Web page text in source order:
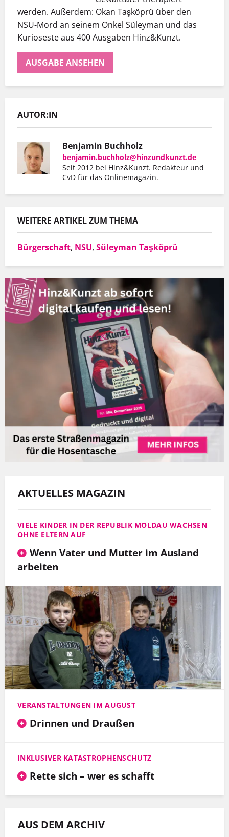
werden. Außerdem: Okan Taşköprü über den
NSU-Mord an seinem Onkel Süleyman und das
Kurioseste aus 400 Ausgaben Hinz&Kunzt.
AUSGABE ANSEHEN
AUTOR:IN
Benjamin Buchholz
benjamin.buchholz@hinzundkunzt.de
Seit 2012 bei Hinz&Kunzt. Redakteur und
CvD für das Onlinemagazin.
WEITERE ARTIKEL ZUM THEMA
Bürgerschaft, NSU, Süleyman Taşköprü
AKTUELLES MAGAZIN
VIELE KINDER IN DER REPUBLIK MOLDAU WACHSEN
OHNE ELTERN AUF
Wenn Vater und Mutter im Ausland
arbeiten
VERANSTALTUNGEN IM AUGUST
Drinnen und Draußen
INKLUSIVER KATASTROPHENSCHUTZ
Rette sich – wer es schafft
AUS DEM ARCHIV